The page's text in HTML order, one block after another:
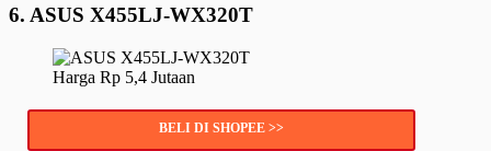
6. ASUS X455LJ-WX320T
Harga Rp 5,4 Jutaan
BELI DI SHOPEE >>